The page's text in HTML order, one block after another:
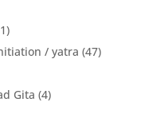
/ yatra (47)
Gita (4)